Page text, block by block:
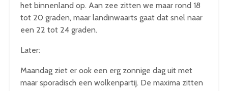
het binnenland op. Aan zee zitten we maar rond 18
tot 20 graden, maar landinwaarts gaat dat snel naar
een 22 tot 24 graden.
Later:
Maandag ziet er ook een erg zonnige dag uit met
maar sporadisch een wolkenpartij. De maxima zitten